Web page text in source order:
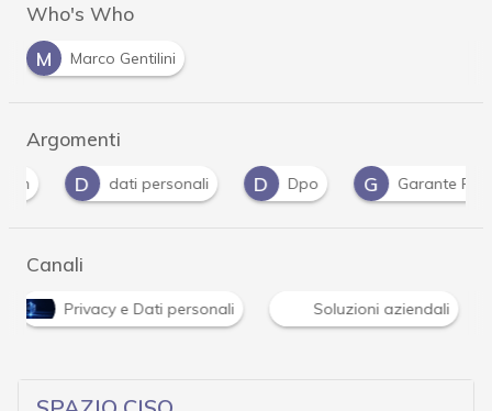
Who's Who
M
Marco Gentilini
Argomenti
D
dati personali D Dpo G Garante Privacy
Canali
Privacy e Dati personali Soluzioni aziendali